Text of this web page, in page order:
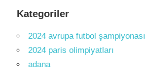
Kategoriler
2024 avrupa futbol şampiyonası
2024 paris olimpiyatları
adana